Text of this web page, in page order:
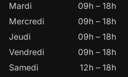
Mardi
09h – 18h
Mercredi
09h – 18h
Jeudi
09h – 18h
Vendredi
09h – 18h
Samedi
12h – 18h